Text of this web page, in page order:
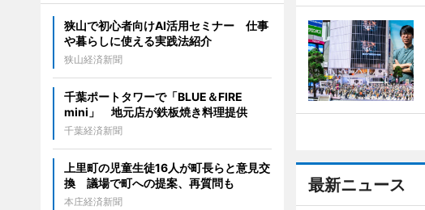
最新ニュース
狭山で初心者向けAI活用セミナー 仕事
や暮らしに使える実践法紹介
狭山経済新聞
千葉ポートタワーで「BLUE＆FIRE
mini」 地元店が鉄板焼き料理提供
千葉経済新聞
上里町の児童生徒16人が町長らと意見交
換 議場で町への提案、再質問も
本庄経済新聞